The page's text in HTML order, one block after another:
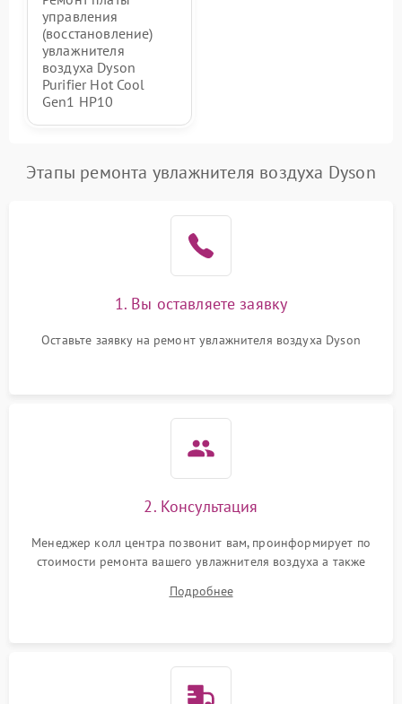
управления
(восстановление)
увлажнителя
воздуха Dyson
Purifier Hot Cool
Gen1 HP10
Этапы ремонта увлажнителя воздуха Dyson
1. Вы оставляете заявку
Оставьте заявку на ремонт увлажнителя воздуха Dyson
2. Консультация
Менеджер колл центра позвонит вам, проинформирует по
стоимости ремонта вашего увлажнителя воздуха а также
Подробнее